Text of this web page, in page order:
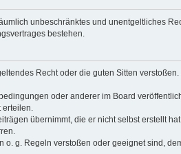
unbeschränktes und unentgeltliches
bestehen.
Recht oder die guten Sitten
oder anderer im Board
erteilen.
übernimmt, die er nicht selbst erstellt
g. Regeln verstoßen oder geeignet sind,